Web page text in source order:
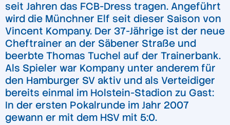
seit Jahren das FCB-Dress tragen. Angeführt
wird die Münchner Elf seit dieser Saison von
Vincent Kompany. Der 37-Jährige ist der neue
Cheftrainer an der Säbener Straße und
beerbte Thomas Tuchel auf der Trainerbank.
Als Spieler war Kompany unter anderem für
den Hamburger SV aktiv und als Verteidiger
bereits einmal im Holstein-Stadion zu Gast:
In der ersten Pokalrunde im Jahr 2007
gewann er mit dem HSV mit 5:0.